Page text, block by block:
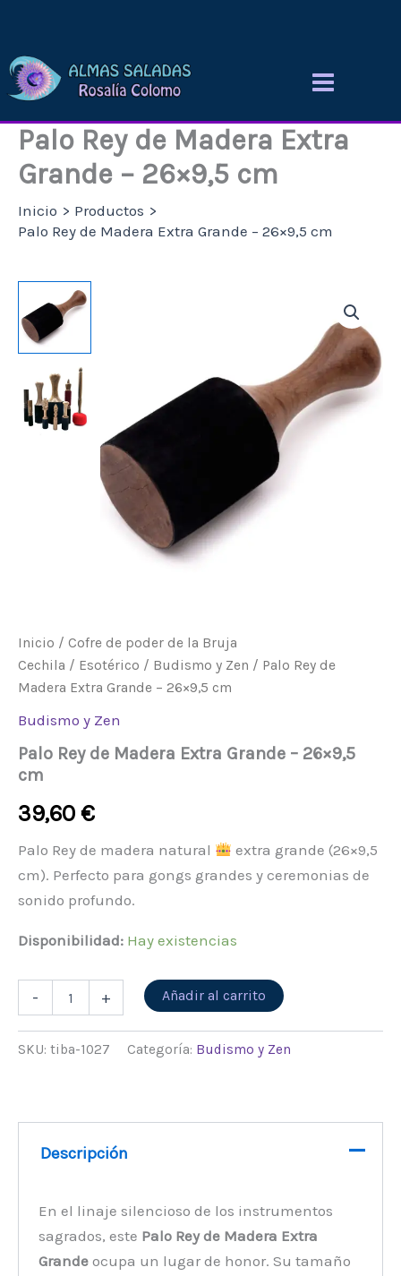
contenido
Palo Rey de Madera Extra
Grande – 26×9,5 cm
Inicio
Productos
Palo Rey de Madera Extra Grande – 26×9,5 cm
Inicio / Cofre de poder de la Bruja
Cechila / Esotérico / Budismo y Zen / Palo Rey de
Madera Extra Grande – 26×9,5 cm
Budismo y Zen
Palo Rey de Madera Extra Grande – 26×9,5
cm
39,60 €
Palo Rey de madera natural
extra grande (26×9,5
cm). Perfecto para gongs grandes y ceremonias de
sonido profundo.
Disponibilidad: Hay existencias
-
Rey
de
Madera
Grande
26x9,5
+ Añadir al carrito
SKU: tiba-1027 Categoría: Budismo y Zen
Descripción
En el linaje silencioso de los instrumentos
sagrados, este Palo Rey de Madera Extra
Grande ocupa un lugar de honor. Su tamaño